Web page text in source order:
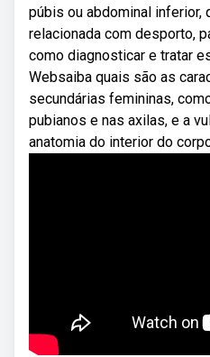
púbis ou abdominal inferior,
relacionada com desporto,
como diagnosticar e tratar
Websaiba quais são as
secundárias femininas,
pubianos e nas axilas, e a
anatomia do interior do